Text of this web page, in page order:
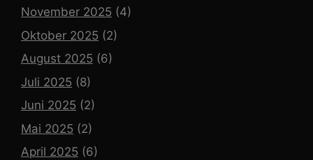
November 2025 (4)
Oktober 2025 (2)
August 2025 (6)
Juli 2025 (8)
Juni 2025 (2)
Mai 2025 (2)
April 2025 (6)